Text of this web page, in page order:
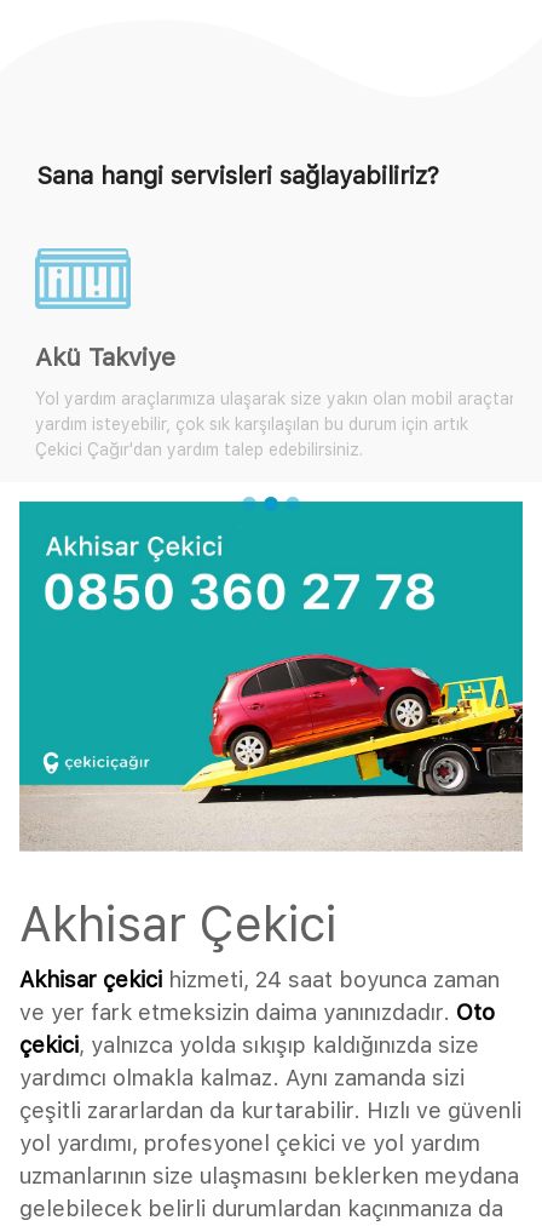
Sana hangi servisleri sağlayabiliriz?
Akü Takviye
Yol yardım araçlarımıza ulaşarak size yakın olan mobil araçtan
yardım isteyebilir, çok sık karşılaşılan bu durum için artık
Çekici Çağır'dan yardım talep edebilirsiniz.
Akhisar Çekici
Akhisar çekici hizmeti, 24 saat boyunca zaman
ve yer fark etmeksizin daima yanınızdadır. Oto
çekici, yalnızca yolda sıkışıp kaldığınızda size
yardımcı olmakla kalmaz. Aynı zamanda sizi
çeşitli zararlardan da kurtarabilir. Hızlı ve güvenli
yol yardımı, profesyonel çekici ve yol yardım
uzmanlarının size ulaşmasını beklerken meydana
gelebilecek belirli durumlardan kaçınmanıza da